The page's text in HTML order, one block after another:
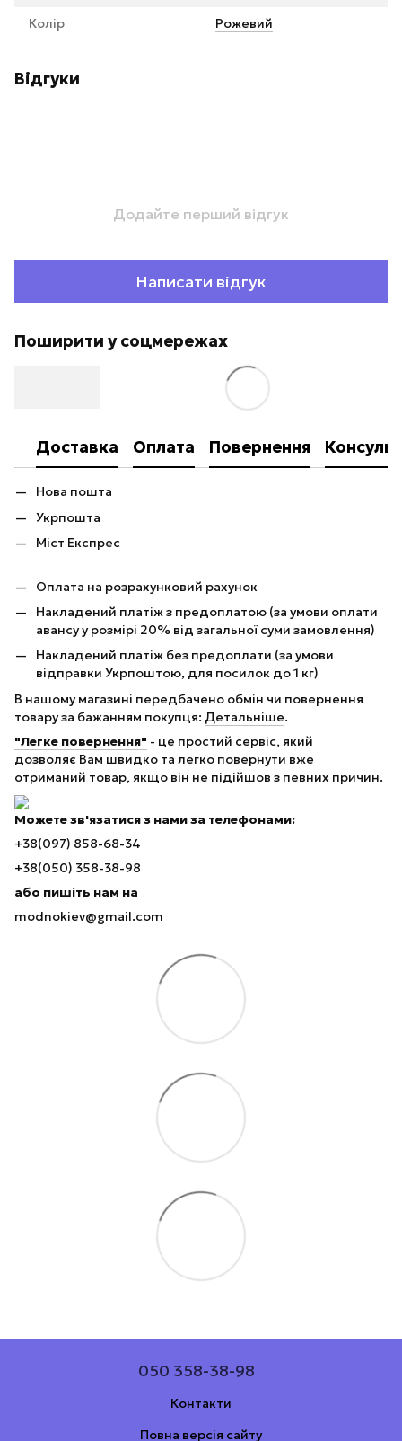
Колір Рожевий
Відгуки
Додайте перший відгук
Написати відгук
Поширити у соцмережах
Доставка Оплата Повернення
Нова пошта
Укрпошта
Міст Експрес
Оплата на розрахунковий рахунок
Накладений платіж з предоплатою (за умови оплати
авансу у розмірі 20% від загальної суми замовлення)
Накладений платіж без предоплати (за умови
відправки Укрпоштою, для посилок до 1 кг)
В нашому магазині передбачено обмін чи повернення
товару за бажанням покупця: Детальніше.
"Легке повернення" - це простий сервіс, який
дозволяє Вам швидко та легко повернути вже
отриманий товар, якщо він не підійшов з певних причин.
Можете зв'язатися з нами за телефонами:
+38(097) 858-68-34
+38(050) 358-38-98
або пишіть нам на
modnokiev@gmail.com
050 358-38-98
Контакти
Повна версія сайту